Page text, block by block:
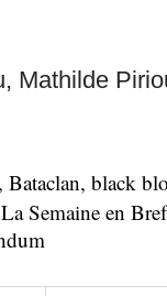
Mathilde
Bataclan, black
La Semaine en Bref